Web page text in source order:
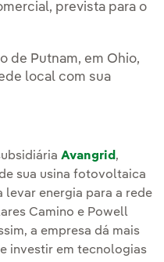
prevista para o
de Putnam, em Ohio,
local com sua
Avangrid ,
sua usina fotovoltaica
levar energia para a rede
Camino e Powell
a empresa dá mais
investir em tecnologias